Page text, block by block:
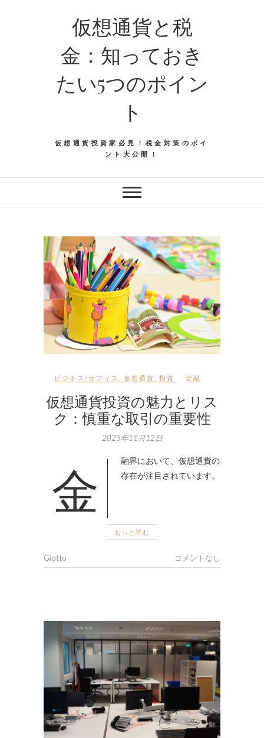
仮想通貨と税
金：知っておき
たい5つのポイン
ト
仮想通貨投資家必見！税金対策のポイ
ント大公開！
ビジネス/オフィス 仮想通貨 投資 金融
仮想通貨投資の魅力とリス
ク：慎重な取引の重要性
2023年11月12日
金融界において、仮想通貨の 存在が注目されています。
もっと読む
Giotto コメントなし